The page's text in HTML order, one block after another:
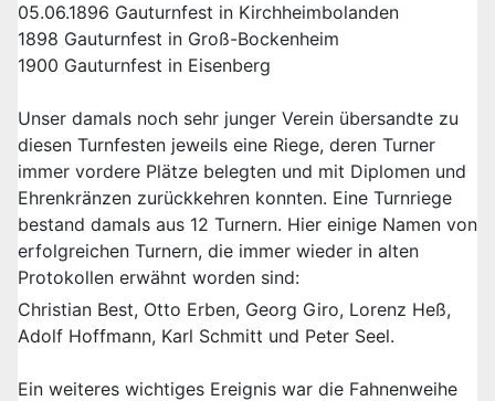
05.06.1896 Gauturnfest in Kirchheimbolanden
1898 Gauturnfest in Groß-Bockenheim
1900 Gauturnfest in Eisenberg
Unser damals noch sehr junger Verein übersandte zu
diesen Turnfesten jeweils eine Riege, deren Turner
immer vordere Plätze belegten und mit Diplomen und
Ehrenkränzen zurückkehren konnten. Eine Turnriege
bestand damals aus 12 Turnern. Hier einige Namen von
erfolgreichen Turnern, die immer wieder in alten
Protokollen erwähnt worden sind:
Christian Best, Otto Erben, Georg Giro, Lorenz Heß,
Adolf Hoffmann, Karl Schmitt und Peter Seel.
Ein weiteres wichtiges Ereignis war die Fahnenweihe